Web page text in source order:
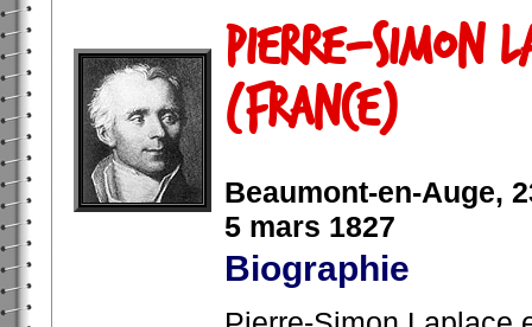
Pierre-Simon
(France)
Beaumont-en-Auge,
5 mars 1827
Biographie